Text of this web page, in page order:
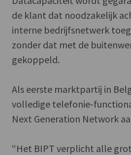
de klant dat noodzakelijk
interne bedrijfsnetwerk
zonder dat met de
gekoppeld.
Als eerste marktpartij in
volledige telefonie-
Next Generation Network
“Het BIPT verplicht alle